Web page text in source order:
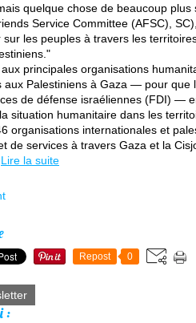
quelque chose de beaucoup plus
Service Committee (AFSC),
les peuples à travers les
aux principales organisations
aux Palestiniens à Gaza — pour
de défense israéliennes (FDI) —
situation humanitaire dans les
organisations internationales et
de services à travers Gaza et la
Lire la suite
Repost 0
: